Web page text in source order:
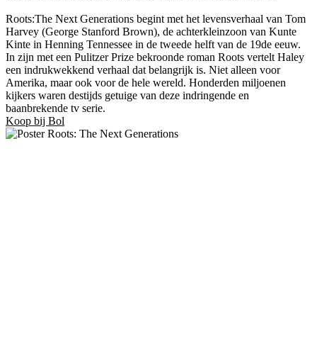
Roots:The Next Generations begint met het levensverhaal van Tom
Harvey (George Stanford Brown), de achterkleinzoon van Kunte
Kinte in Henning Tennessee in de tweede helft van de 19de eeuw.
In zijn met een Pulitzer Prize bekroonde roman Roots vertelt Haley
een indrukwekkend verhaal dat belangrijk is. Niet alleen voor
Amerika, maar ook voor de hele wereld. Honderden miljoenen
kijkers waren destijds getuige van deze indringende en
baanbrekende tv serie.
Koop bij Bol